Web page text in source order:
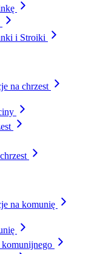
i Stroiki
na chrzest
na komunię
komunijnego